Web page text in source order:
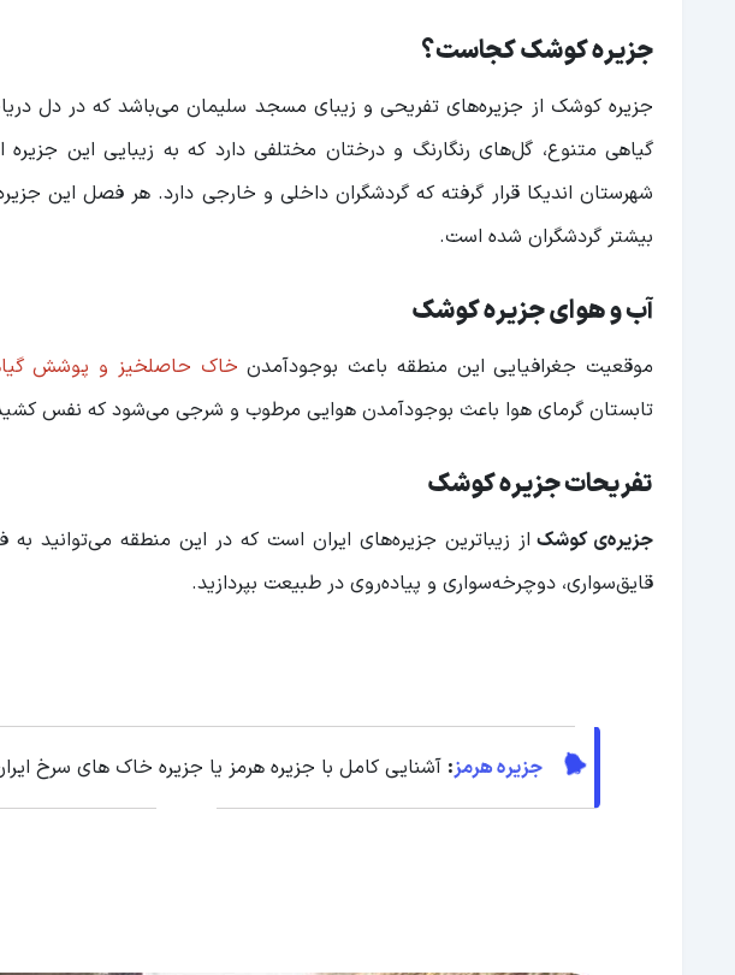
جزیره کوشک کجاست؟
جزیره کوشک از جزیره‌های تفریحی و زیبای مسجد سلیمان می‌باشد که در دل
گیاهی متنوع، گل‌های رنگارنگ و درختان مختلفی دارد که به زیبایی این
شهرستان اندیکا قرار گرفته که گردشگران داخلی و خارجی دارد. هر فصل این
بیشتر گردشگران شده است.
آب و هوای جزیره کوشک
موقعیت جغرافیایی این منطقه باعث بوجودآمدن خاک حاصلخیز و پوشش
تابستان گرمای هوا باعث بوجودآمدن هوایی مرطوب و شرجی می‌شود که نفس
تفریحات جزیره کوشک
جزیره‌ی کوشک از زیباترین جزیره‌های ایران است که در این منطقه می‌توانید به
قایق‌سواری، دوچرخه‌سواری و پیاده‌روی در طبیعت بپردازید.
جزیره هرمز: آشنایی کامل با جزیره هرمز یا جزیره خاک های سرخ